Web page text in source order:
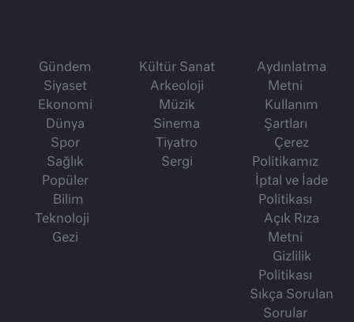
Gündem
Siyaset
Ekonomi
Dünya
Spor
Sağlık
Popüler
Bilim
Teknoloji
Gezi
Kültür Sanat
Arkeoloji
Müzik
Sinema
Tiyatro
Sergi
Aydınlatma
Metni
Kullanım
Şartları
Çerez
Politikamız
İptal ve İade
Politikası
Açık Rıza
Metni
Gizlilik
Politikası
Sıkça Sorulan
Sorular